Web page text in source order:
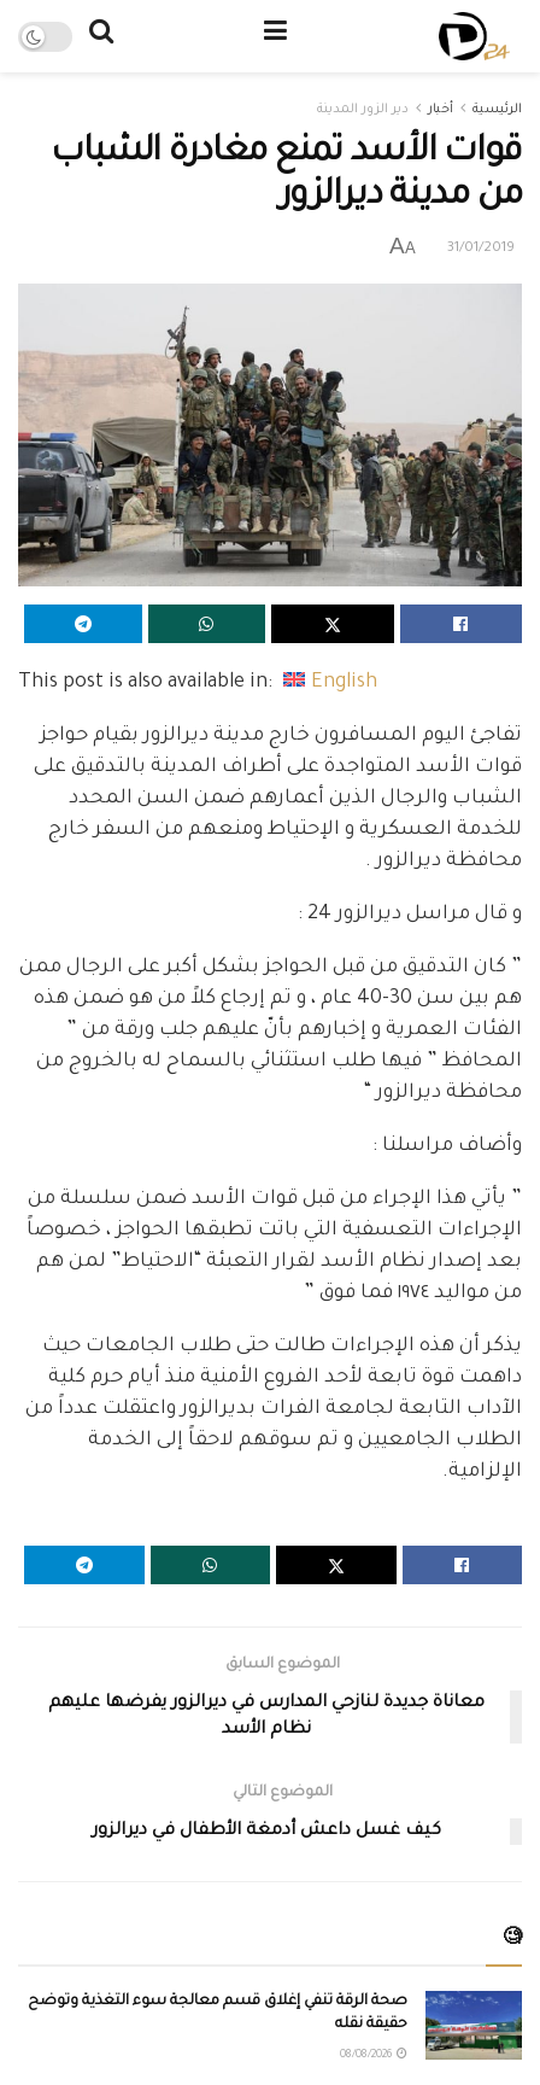
الرئيسية أخبار دير الزور المدينة
قوات الأسد تمنع مغادرة الشباب
من مدينة ديرالزور
31/01/2019
A
A
This post is also available in: English
تفاجئ اليوم المسافرون خارج مدينة ديرالزور بقيام حواجز
قوات الأسد المتواجدة على أطراف المدينة بالتدقيق على
الشباب والرجال الذين أعمارهم ضمن السن المحدد
للخدمة العسكرية و الإحتياط ومنعهم من السفر خارج
محافظة ديرالزور .
و قال مراسل ديرالزور 24 :
” كان التدقيق من قبل الحواجز بشكل أكبر على الرجال ممن
هم بين سن 30-40 عام ، و تم إرجاع كلاً من هو ضمن هذه
الفئات العمرية و إخبارهم بأنّ عليهم جلب ورقة من ”
المحافظ ” فيها طلب استثنائي بالسماح له بالخروج من
محافظة ديرالزور “
وأضاف مراسلنا :
” يأتي هذا الإجراء من قبل قوات الأسد ضمن سلسلة من
الإجراءات التعسفية التي باتت تطبقها الحواجز ، خصوصاً
بعد إصدار نظام الأسد لقرار التعبئة “الاحتياط” لمن هم
من مواليد ١٩٧٤ فما فوق ”
يذكر أن هذه الإجراءات طالت حتى طلاب الجامعات حيث
داهمت قوة تابعة لأحد الفروع الأمنية منذ أيام حرم كلية
الآداب التابعة لجامعة الفرات بديرالزور واعتقلت عدداً من
الطلاب الجامعيين و تم سوقهم لاحقاً إلى الخدمة
الإلزامية.
الموضوع السابق
معاناة جديدة لنازحي المدارس في ديرالزور يفرضها عليهم
نظام الأسد
الموضوع التالي
كيف غسل داعش أدمغة الأطفال في ديرالزور
🧐
صحة الرقة تنفي إغلاق قسم معالجة سوء التغذية وتوضح
حقيقة نقله